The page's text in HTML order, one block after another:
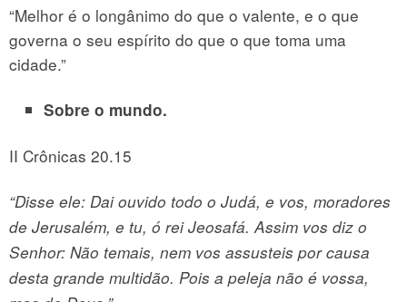
“Melhor é o longânimo do que o valente, e o que
governa o seu espírito do que o que toma uma
cidade.”
Sobre o mundo.
II Crônicas 20.15
“Disse ele: Dai ouvido todo o Judá, e vos, moradores
de Jerusalém, e tu, ó rei Jeosafá. Assim vos diz o
Senhor: Não temais, nem vos assusteis por causa
desta grande multidão. Pois a peleja não é vossa,